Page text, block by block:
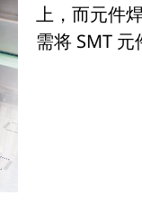
上，而元件
需将 SMT 元